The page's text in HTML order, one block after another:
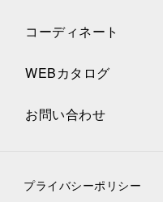
コーディネート
WEBカタログ
お問い合わせ
プライバシーポリシー